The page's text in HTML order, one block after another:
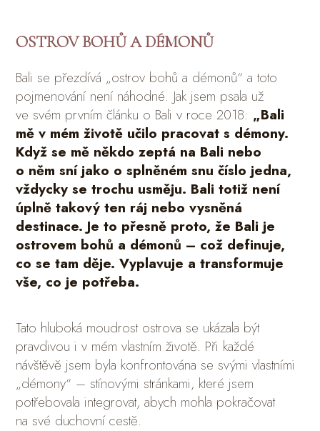
OSTROV BOHŮ A DÉMONŮ
Bali se přezdívá „ostrov bohů a démonů“ a toto
pojmenování není náhodné. Jak jsem psala už
ve svém prvním článku o Bali v roce 2018: „Bali
mě v mém životě učilo pracovat s démony.
Když se mě někdo zeptá na Bali nebo
o něm sní jako o splněném snu číslo jedna,
vždycky se trochu usměju. Bali totiž není
úplně takový ten ráj nebo vysněná
destinace. Je to přesně proto, že Bali je
ostrovem bohů a démonů – což definuje,
co se tam děje. Vyplavuje a transformuje
vše, co je potřeba.
Tato hluboká moudrost ostrova se ukázala být
pravdivou i v mém vlastním životě. Při každé
návštěvě jsem byla konfrontována se svými vlastními
„démony“ – stínovými stránkami, které jsem
potřebovala integrovat, abych mohla pokračovat
na své duchovní cestě.